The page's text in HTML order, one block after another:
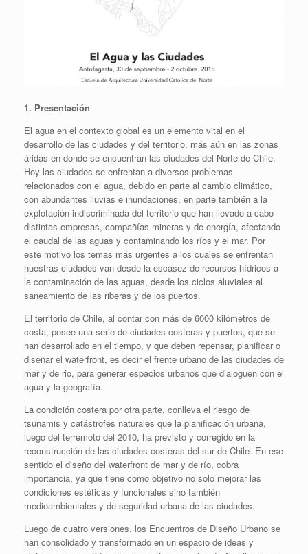
1. Presentación
El agua en el contexto global es un elemento vital en el
desarrollo de las ciudades y del territorio, más aún en las zonas
áridas en donde se encuentran las ciudades del Norte de Chile.
Hoy las ciudades se enfrentan a diversos problemas
relacionados con el agua, debido en parte al cambio climático,
con abundantes lluvias e inundaciones, en parte también a la
explotación indiscriminada del territorio que han llevado a cabo
distintas empresas, compañías mineras y de energía, afectando
el caudal de las aguas y contaminando los ríos y el mar. Por
este motivo los temas más urgentes a los cuales se enfrentan
nuestras ciudades van desde la escasez de recursos hídricos a
la contaminación de las aguas, desde los ciclos aluviales al
saneamiento de las riberas y de los puertos.
El territorio de Chile, al contar con más de 6000 kilómetros de
costa, posee una serie de ciudades costeras y puertos, que se
han desarrollado en el tiempo, y que deben repensar, planificar o
diseñar el waterfront, es decir el frente urbano de las ciudades de
mar y de rio, para generar espacios urbanos que dialoguen con el
agua y la geografía.
La condición costera por otra parte, conlleva el riesgo de
tsunamis y catástrofes naturales que la planificación urbana,
luego del terremoto del 2010, ha previsto y corregido en la
reconstrucción de las ciudades costeras del sur de Chile. En ese
sentido el diseño del waterfront de mar y de río, cobra
importancia, ya que tiene como objetivo no solo mejorar las
condiciones estéticas y funcionales sino también
medioambientales y de seguridad urbana de las ciudades.
Luego de cuatro versiones, los Encuentros de Diseño Urbano se
han consolidado y transformado en un espacio de ideas y